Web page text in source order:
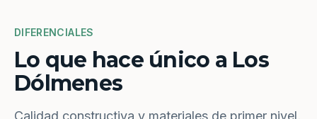
DIFERENCIALES
Lo que hace único a Los
Dólmenes
Calidad constructiva y materiales de primer nivel,